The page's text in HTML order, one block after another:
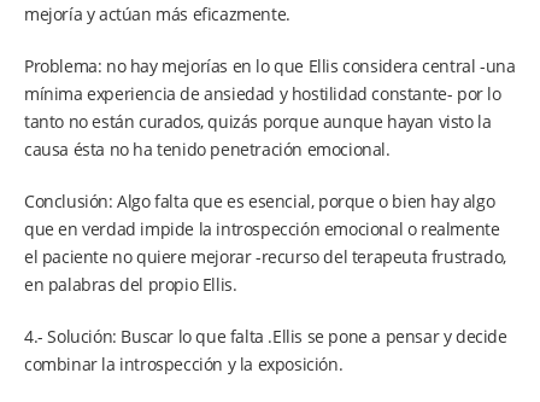
mejoría y actúan más eficazmente.
Problema: no hay mejorías en lo que Ellis considera central -una
mínima experiencia de ansiedad y hostilidad constante- por lo
tanto no están curados, quizás porque aunque hayan visto la
causa ésta no ha tenido penetración emocional.
Conclusión: Algo falta que es esencial, porque o bien hay algo
que en verdad impide la introspección emocional o realmente
el paciente no quiere mejorar -recurso del terapeuta frustrado,
en palabras del propio Ellis.
4.- Solución: Buscar lo que falta .Ellis se pone a pensar y decide
combinar la introspección y la exposición.